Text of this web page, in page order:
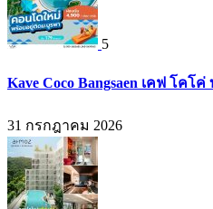
5
Kave Coco Bangsaen เคฟ โค
31 กรกฎาคม 2026